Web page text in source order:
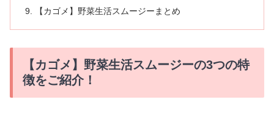
【カゴメ】野菜生活スムージーまとめ
【カゴメ】野菜生活スムージーの3つの特
徴をご紹介！